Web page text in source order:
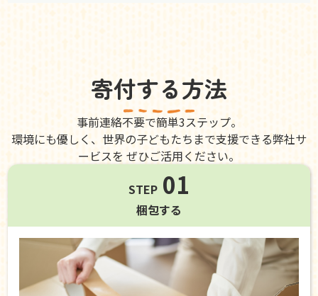
寄付する方法
事前連絡不要で簡単3ステップ。
環境にも優しく、世界の子どもたちまで支援できる弊社サ
ービスを ぜひご活用ください。
STEP 01
梱包する